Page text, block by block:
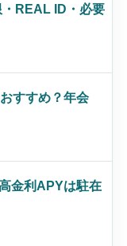
REAL ID・必要
すすめ？年会
金利APYは駐在